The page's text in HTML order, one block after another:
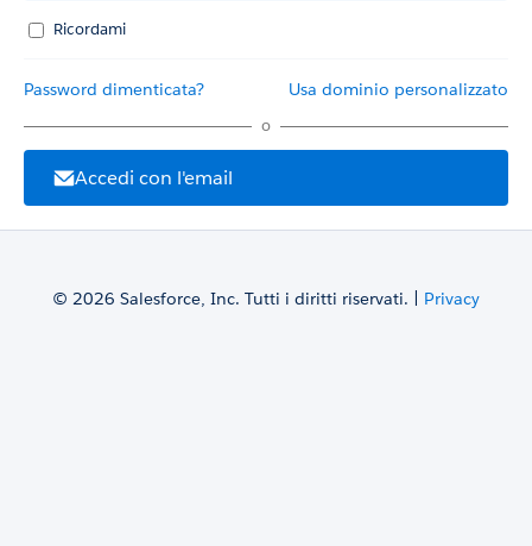
Ricordami
Password dimenticata? Usa dominio personalizzato
o
Accedi con l'email
© 2026 Salesforce, Inc. Tutti i diritti riservati. | Privacy